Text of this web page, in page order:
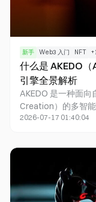
新手 Web3 入门 NFT +
什么是 AKEDO
引擎全景解析
AKEDO 是一种面
Creation）的多智
游戏与内容创作引
协作，约两分钟可
Engine、
NFT；$AKE 总供应
与新游戏代币流动
2026-07-17 01:40:04